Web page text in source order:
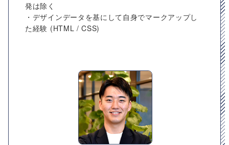
発は除く
・デザインデータを基にして自身でマークアップし
た経験 (HTML / CSS)